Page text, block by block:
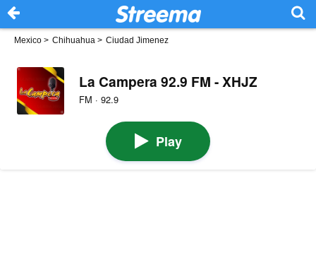
Mexico > Chihuahua > Ciudad Jimenez
La Campera 92.9 FM - XHJZ
FM · 92.9
Play